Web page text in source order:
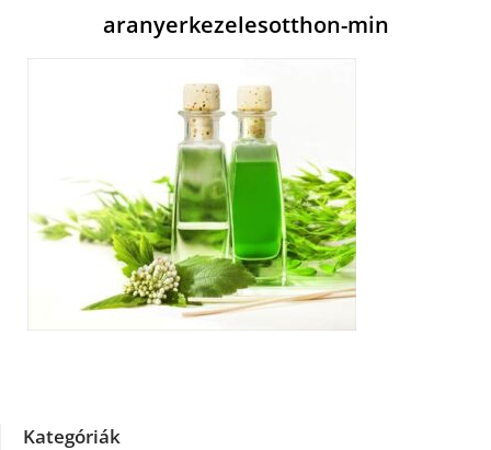
aranyerkezelesotthon-min
Kategóriák